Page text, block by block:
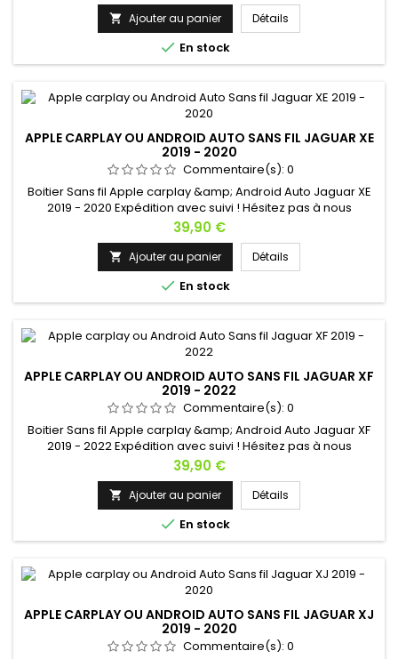
 Ajouter au panier Détails
 En stock
APPLE CARPLAY OU ANDROID AUTO SANS FIL JAGUAR XE
2019 - 2020
Commentaire(s): 0
Boitier Sans fil Apple carplay &amp; Android Auto Jaguar XE
2019 - 2020 Expédition avec suivi ! Hésitez pas à nous
contacter si vous avez une question !
Prix
39,90 €
 Ajouter au panier Détails
 En stock
APPLE CARPLAY OU ANDROID AUTO SANS FIL JAGUAR XF
2019 - 2022
Commentaire(s): 0
Boitier Sans fil Apple carplay &amp; Android Auto Jaguar XF
2019 - 2022 Expédition avec suivi ! Hésitez pas à nous
contacter si vous avez une question !
Prix
39,90 €
 Ajouter au panier Détails
 En stock
APPLE CARPLAY OU ANDROID AUTO SANS FIL JAGUAR XJ
2019 - 2020
Commentaire(s): 0